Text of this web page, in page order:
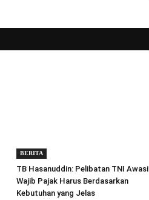
BERITA
TB Hasanuddin: Pelibatan TNI Awasi
Wajib Pajak Harus Berdasarkan
Kebutuhan yang Jelas